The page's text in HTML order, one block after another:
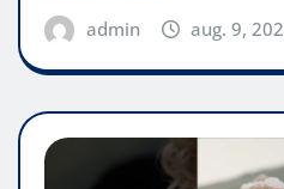
admin aug. 9,